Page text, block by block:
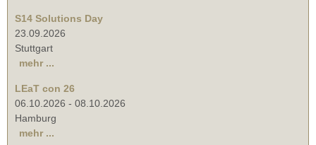
S14 Solutions Day
23.09.2026
Stuttgart
mehr ...
LEaT con 26
06.10.2026 - 08.10.2026
Hamburg
mehr ...